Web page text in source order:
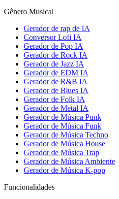
Gênero Musical
Gerador de rap de IA
Conversor Lofi IA
Gerador de Pop IA
Gerador de Rock IA
Gerador de Jazz IA
Gerador de EDM IA
Gerador de R&B IA
Gerador de Blues IA
Gerador de Folk IA
Gerador de Metal IA
Gerador de Música Punk
Gerador de Música Funk
Gerador de Música Techno
Gerador de Música House
Gerador de Música Trap
Gerador de Música Ambiente
Gerador de Música K-pop
Funcionalidades